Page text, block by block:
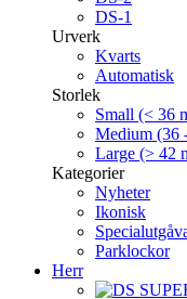
DS-1
Urverk
Kvarts
Automatisk
Storlek
Small (< 36
Medium (36
Large (> 42
Kategorier
Nyheter
Ikonisk
Parklockor
Herr